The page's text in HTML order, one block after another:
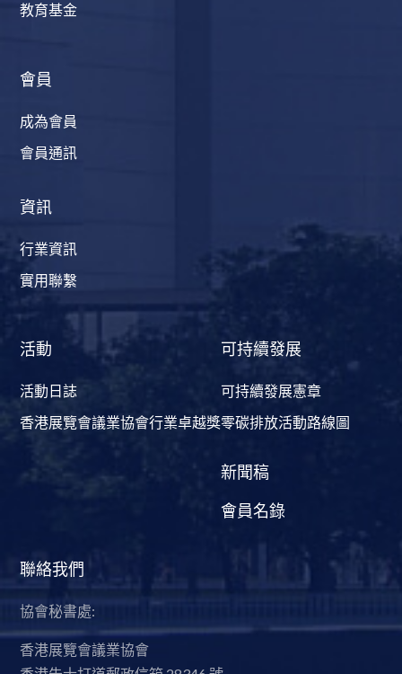
教育基金
會員
成為會員
會員通訊
資訊
行業資訊
實用聯繫
活動
活動日誌
香港展覽會議業協會行業卓越獎
可持續發展
可持續發展憲章
零碳排放活動路線圖
新聞稿
會員名錄
聯絡我們
協會秘書處:
香港展覽會議業協會